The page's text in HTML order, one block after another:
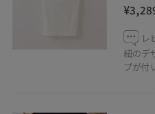
東京都武蔵野市吉祥寺南町1-
レ
紐のデ
プが付